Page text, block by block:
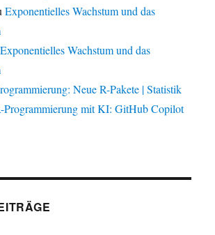
Exponentielles Wachstum und das
Exponentielles Wachstum und das
Neue R-Pakete | Statistik
Programmierung mit KI: GitHub Copilot